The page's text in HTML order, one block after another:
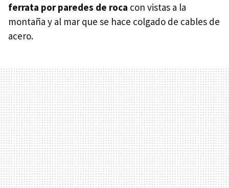
ferrata por paredes de roca con vistas a la
montaña y al mar que se hace colgado de cables de
acero.